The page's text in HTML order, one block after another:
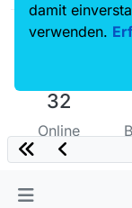
32
Online
damit
verwenden.